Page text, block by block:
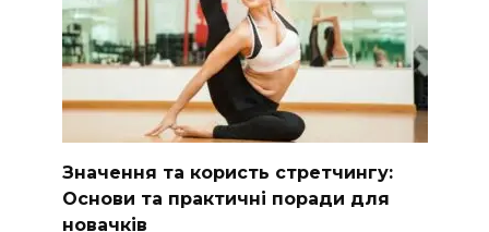
Значення та користь стретчингу:
Основи та практичні поради для
новачків